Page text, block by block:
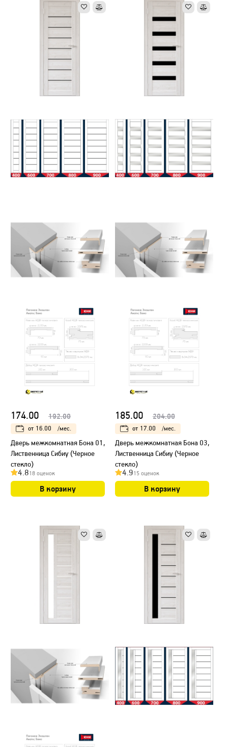
174.00 192.00
от 16.00 /мес.
Дверь межкомнатная Бона 01,
Лиственница Сибиу (Черное
стекло)
4.818 оценок
В корзину
185.00 204.00
от 17.00 /мес.
Дверь межкомнатная Бона 03,
Лиственница Сибиу (Черное
стекло)
4.915 оценок
В корзину